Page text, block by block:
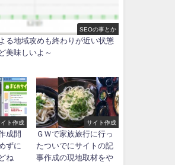
SEOの事とか
る地域攻めも終わりが近い状態
美味しいよ～
ト作成
成開
ずに
ね
サイト作成
ＧＷで家族旅行に行っ
たついでにサイトの記
事作成の現地取材をや